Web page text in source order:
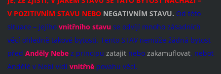
V POZITIVNÍM STAVU NEBO NEGATIVNÍM STAVU. Od této
situace – jejího vnitřního stavu se odvíjí mnoho zásadních
věcí ohledně takové bytosti. Tento STAV nemůže žádná bytost
před Anděly Nebez principu zatajitnebo zakamuflovat, neboť
Andělé v Nebi vidí vnitřněpovahu věcí.